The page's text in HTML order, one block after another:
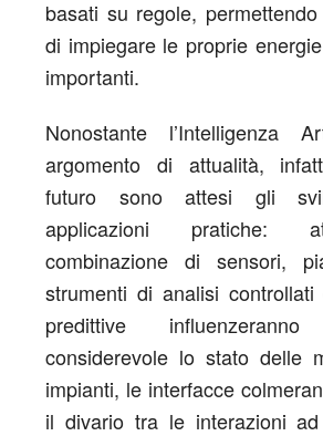
basati su regole,
di impiegare le proprie
importanti.
Nonostante l’Intelligenza
argomento di attualità,
futuro sono attesi gli
applicazioni pratiche:
combinazione di sensori,
strumenti di analisi controllati
predittive
considerevole lo stato delle
impianti, le interfacce
il divario tra le interazioni